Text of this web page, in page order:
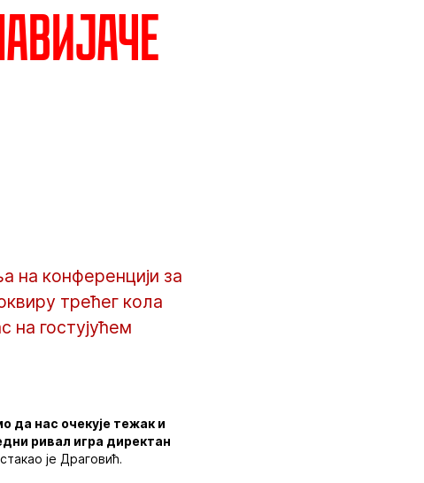
на конференцији за
трећег кола
на гостујућем
да нас очекује тежак и
ривал игра директан
је Драговић.